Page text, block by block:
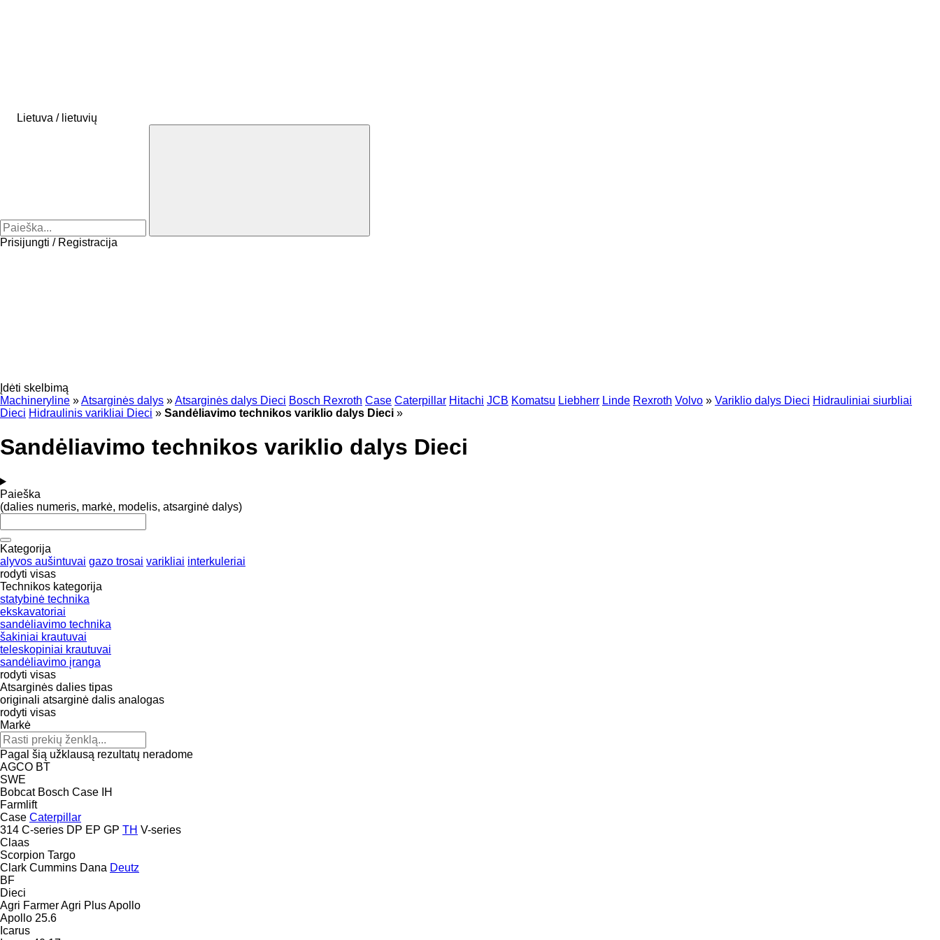
Lietuva / lietuvių
Prisijungti / Registracija
Įdėti skelbimą
Machineryline »Atsarginės dalys »Atsarginės dalys Dieci Bosch Rexroth Case Caterpillar Hitachi JCB Komatsu Liebherr Linde Rexroth Volvo » Variklio dalys Dieci Hidrauliniai siurbliai
Dieci Hidraulinis varikliai Dieci » Sandėliavimo technikos variklio dalys Dieci »
Sandėliavimo technikos variklio dalys Dieci
Paieška
(dalies numeris, markė, modelis, atsarginė dalys)
Kategorija
alyvos aušintuvai gazo trosai varikliai interkuleriai
rodyti visas
Technikos kategorija
statybinė technika
ekskavatoriai
sandėliavimo technika
šakiniai krautuvai
teleskopiniai krautuvai
sandėliavimo įranga
rodyti visas
Atsarginės dalies tipas
originali atsarginė dalis analogas
rodyti visas
Markė
Pagal šią užklausą rezultatų neradome
AGCO BT
SWE
Bobcat Bosch Case IH
Farmlift
Case Caterpillar
314 C-series DP EP GP TH V-series
Claas
Scorpion Targo
Clark Cummins Dana Deutz
BF
Dieci
Agri FarmerAgri PlusApollo
Apollo 25.6
Icarus